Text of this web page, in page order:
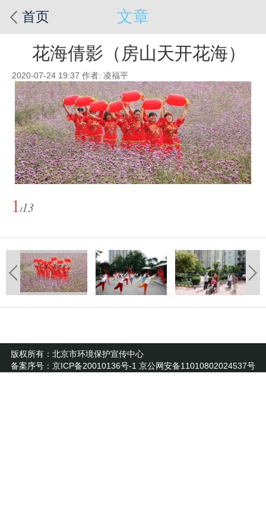
首页 文章
花海倩影（房山天开花海）
2020-07-24 19:37 作者: 凌福平
1/13
版权所有：北京市环境保护宣传中心
备案序号：京ICP备20010136号-1 京公网安备11010802024537号